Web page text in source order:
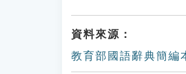
資料來源：
教育部國語辭典簡編